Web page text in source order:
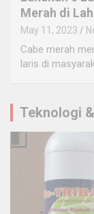
Merah di
May 11, 2023
Cabe merah
laris di
Teknologi